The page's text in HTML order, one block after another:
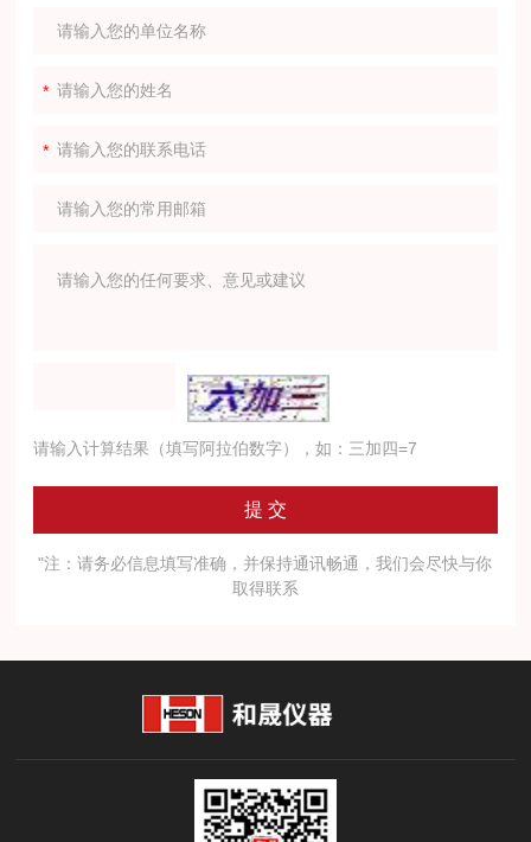
请输入计算结果（填写阿拉伯数字），如：三加四=7
"注：请务必信息填写准确，并保持通讯畅通，我们会尽快与你
取得联系